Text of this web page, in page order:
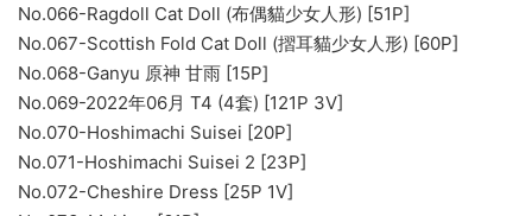
No.066-Ragdoll Cat Doll (布偶貓少女人形) [51P]
No.067-Scottish Fold Cat Doll (摺耳貓少女人形) [60P]
No.068-Ganyu 原神 甘雨 [15P]
No.069-2022年06月 T4 (4套) [121P 3V]
No.070-Hoshimachi Suisei [20P]
No.071-Hoshimachi Suisei 2 [23P]
No.072-Cheshire Dress [25P 1V]